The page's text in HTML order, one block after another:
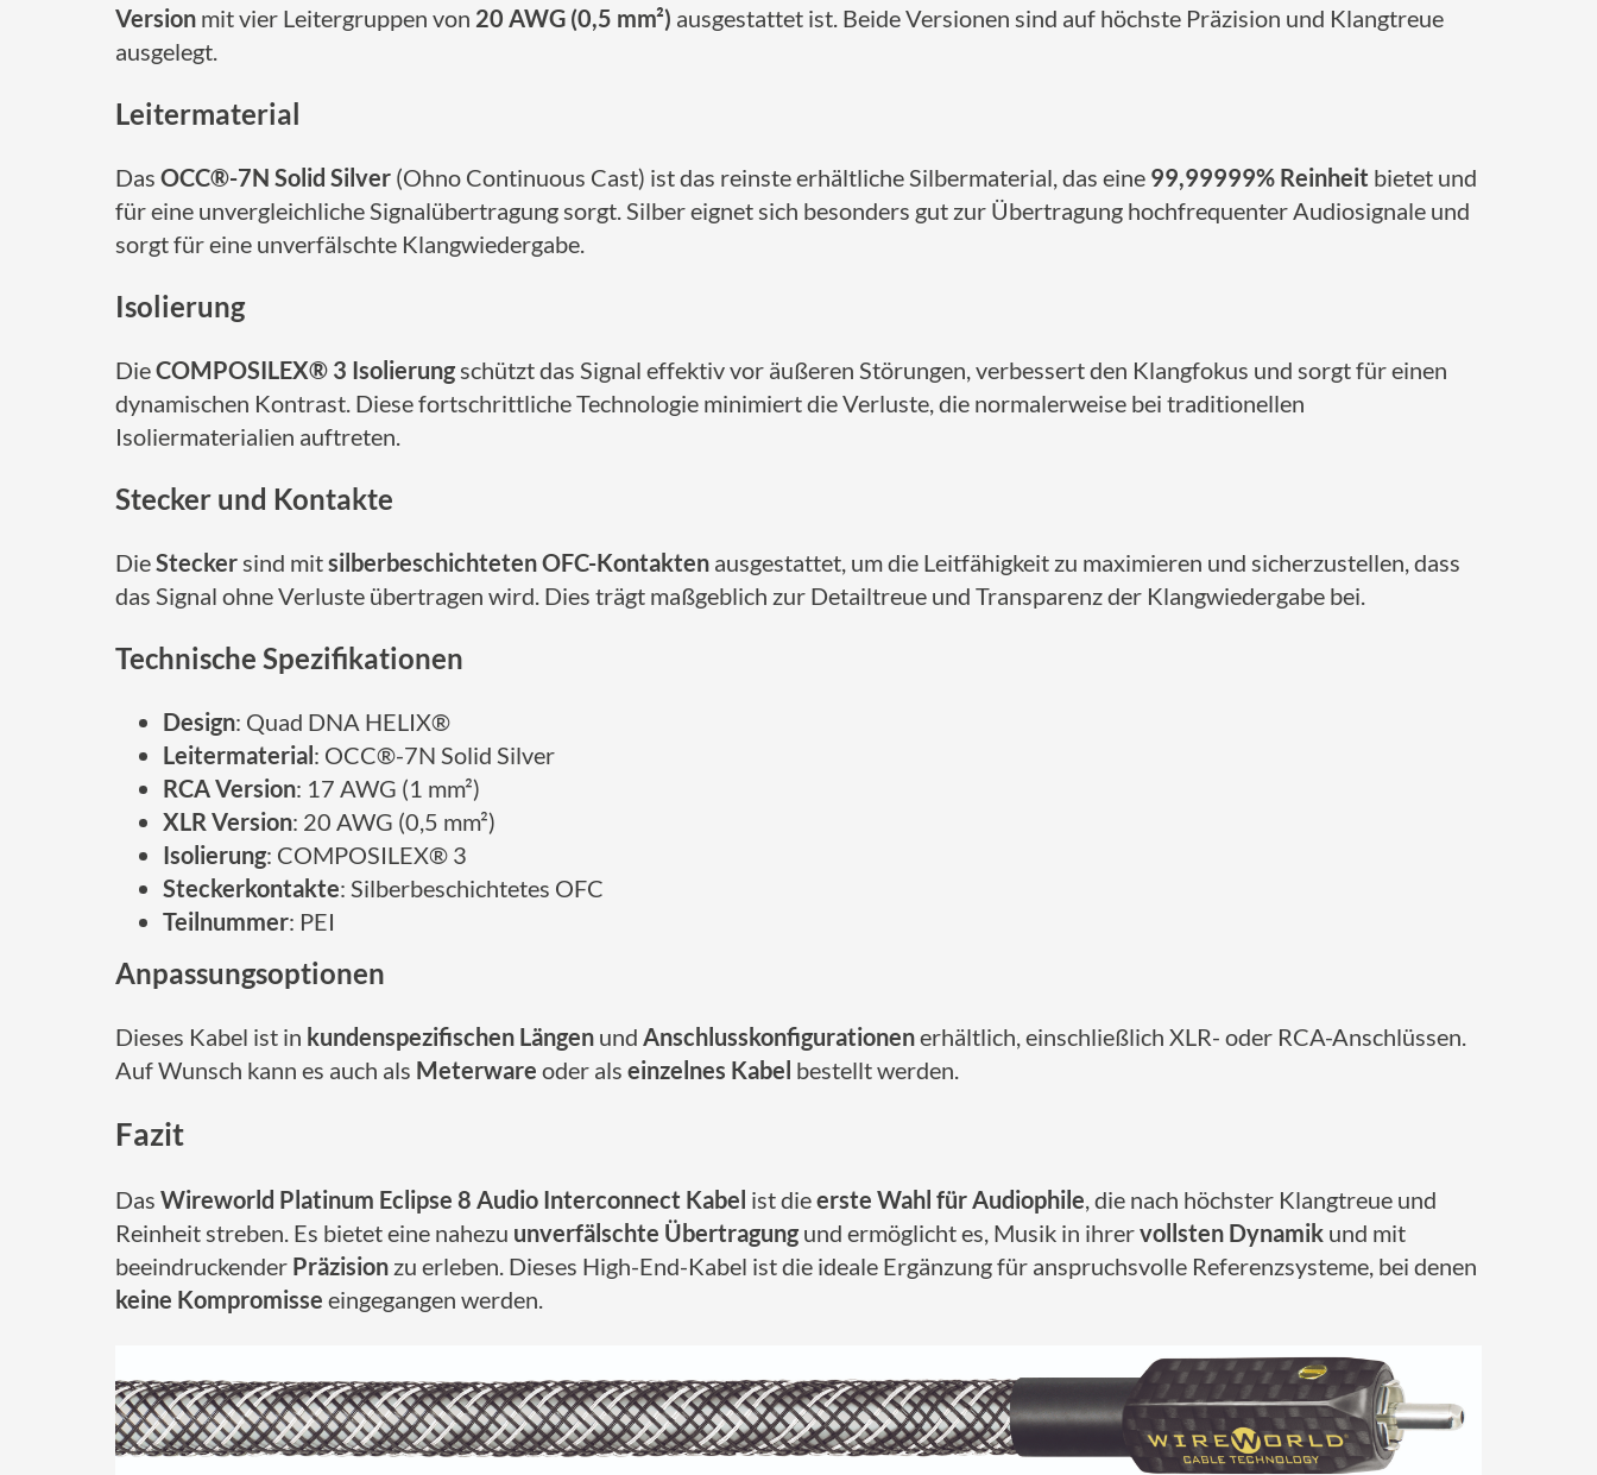
Version mit vier Leitergruppen von 20 AWG (0,5 mm²) ausgestattet ist. Beide Versionen sind auf höchste Präzision und Klangtreue
ausgelegt.
Leitermaterial
Das OCC®-7N Solid Silver (Ohno Continuous Cast) ist das reinste erhältliche Silbermaterial, das eine 99,99999% Reinheit bietet und
für eine unvergleichliche Signalübertragung sorgt. Silber eignet sich besonders gut zur Übertragung hochfrequenter Audiosignale und
sorgt für eine unverfälschte Klangwiedergabe.
Isolierung
DieCOMPOSILEX® 3 Isolierungschützt das Signal effektiv vor äußeren Störungen, verbessert den Klangfokus und sorgt für einen
dynamischen Kontrast. Diese fortschrittliche Technologie minimiert die Verluste, die normalerweise bei traditionellen
Isoliermaterialien auftreten.
Stecker und Kontakte
DieSteckersind mitsilberbeschichteten OFC-Kontakten ausgestattet, um die Leitfähigkeit zu maximieren und sicherzustellen, dass
das Signal ohne Verluste übertragen wird. Dies trägt maßgeblich zur Detailtreue und Transparenz der Klangwiedergabe bei.
Technische Spezifikationen
Design: Quad DNA HELIX®
Leitermaterial: OCC®-7N Solid Silver
RCA Version: 17 AWG (1 mm²)
XLR Version: 20 AWG (0,5 mm²)
Isolierung: COMPOSILEX® 3
Steckerkontakte: Silberbeschichtetes OFC
Teilnummer: PEI
Anpassungsoptionen
Dieses Kabel ist in kundenspezifischen Längen und Anschlusskonfigurationenerhältlich, einschließlich XLR- oder RCA-Anschlüssen.
Auf Wunsch kann es auch als Meterware oder als einzelnes Kabel bestellt werden.
Fazit
Das Wireworld Platinum Eclipse 8 Audio Interconnect Kabel ist dieerste Wahl für Audiophile, die nach höchster Klangtreue und
Reinheit streben. Es bietet eine nahezu unverfälschte Übertragungund ermöglicht es, Musik in ihrervollsten Dynamik und mit
beeindruckender Präzision zu erleben. Dieses High-End-Kabel ist die ideale Ergänzung für anspruchsvolle Referenzsysteme, bei denen
keine Kompromisse eingegangen werden.